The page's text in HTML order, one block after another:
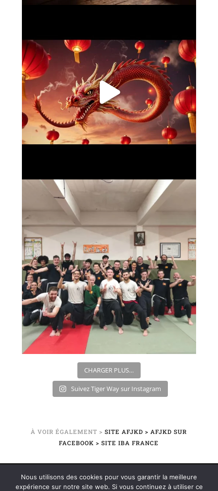
CHARGER PLUS…
Suivez Tiger Way sur Instagram
À VOIR ÉGALEMENT >SITE AFJKD> AFJKD SUR
FACEBOOK> SITE IBA FRANCE
©2020 TIGER WAY – ÉCOLE DE KUNG-FU / JEET-
Nous utilisons des cookies pour vous garantir la meilleure
expérience sur notre site web. Si vous continuez à utiliser ce